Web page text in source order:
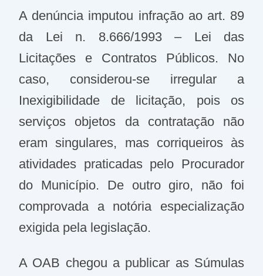
A denúncia imputou infração ao art. 89
da Lei n. 8.666/1993 – Lei das
Licitações e Contratos Públicos. No
caso, considerou-se irregular a
Inexigibilidade de licitação, pois os
serviços objetos da contratação não
eram singulares, mas corriqueiros às
atividades praticadas pelo Procurador
do Município. De outro giro, não foi
comprovada a notória especialização
exigida pela legislação.
A OAB chegou a publicar as Súmulas